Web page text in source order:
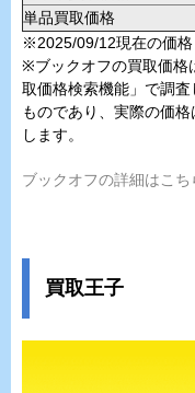
単品買取価格
※2025/09/12現在の価格
※ブックオフの買取価格
取価格検索機能」で調
ものであり、実際の価
します。
ブックオフの詳細はこち
買取王子